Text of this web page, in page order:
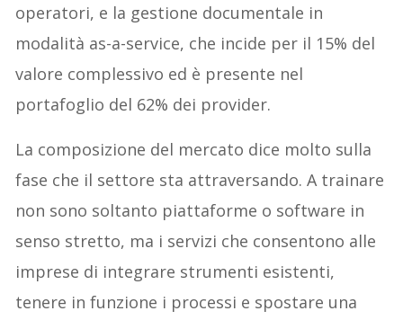
operatori, e la gestione documentale in
modalità as-a-service, che incide per il 15% del
valore complessivo ed è presente nel
portafoglio del 62% dei provider.
La composizione del mercato dice molto sulla
fase che il settore sta attraversando. A trainare
non sono soltanto piattaforme o software in
senso stretto, ma i servizi che consentono alle
imprese di integrare strumenti esistenti,
tenere in funzione i processi e spostare una